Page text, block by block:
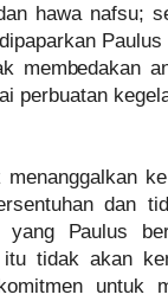
hawa nafsu;
membedakan
perbuatan
dan
Paulus
tidak akan
untuk